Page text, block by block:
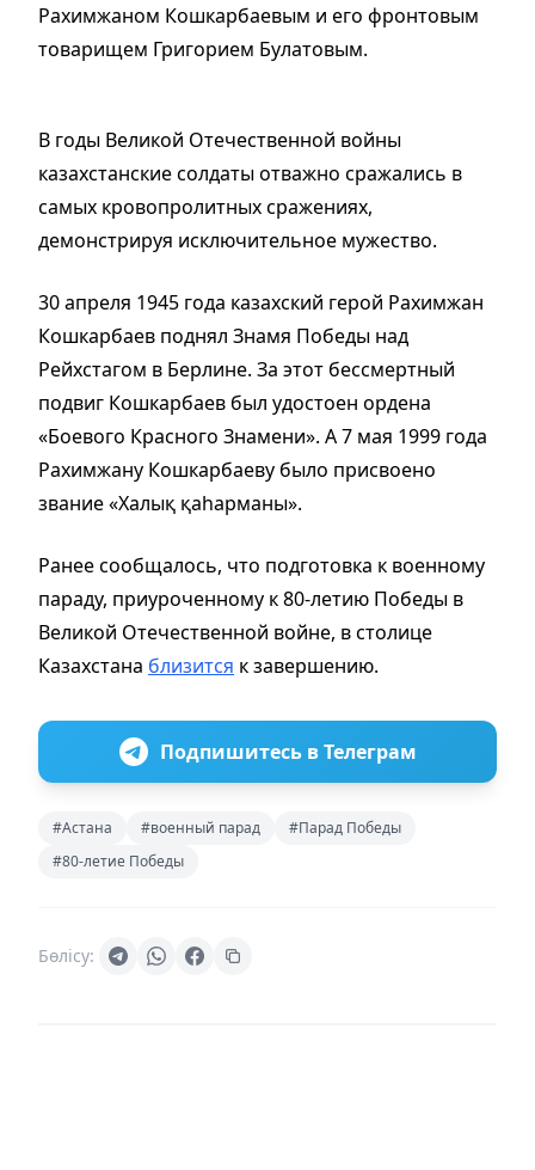
Рахимжаном Кошкарбаевым и его фронтовым
товарищем Григорием Булатовым.
В годы Великой Отечественной войны
казахстанские солдаты отважно сражались в
самых кровопролитных сражениях,
демонстрируя исключительное мужество.
30 апреля 1945 года казахский герой Рахимжан
Кошкарбаев поднял Знамя Победы над
Рейхстагом в Берлине. За этот бессмертный
подвиг Кошкарбаев был удостоен ордена
«Боевого Красного Знамени». А 7 мая 1999 года
Рахимжану Кошкарбаеву было присвоено
звание «Халық қаһарманы».
Ранее сообщалось, что подготовка к военному
параду, приуроченному к 80-летию Победы в
Великой Отечественной войне, в столице
Казахстана близится к завершению.
Подпишитесь в Телеграм
#Астана #военный парад
#Парад Победы
#80-летие Победы
Бөлісу: